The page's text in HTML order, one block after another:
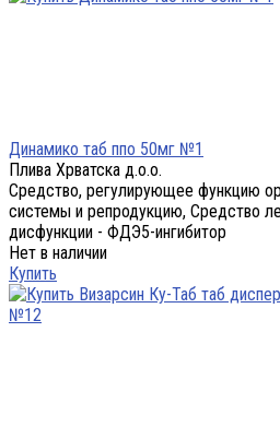
Динамико таб ппо 50мг №1
Плива Хрватска д.о.о.
Средство, регулирующее функцию
системы и репродукцию, Средство
дисфункции - ФДЭ5-ингибитор
Нет в наличии
Купить